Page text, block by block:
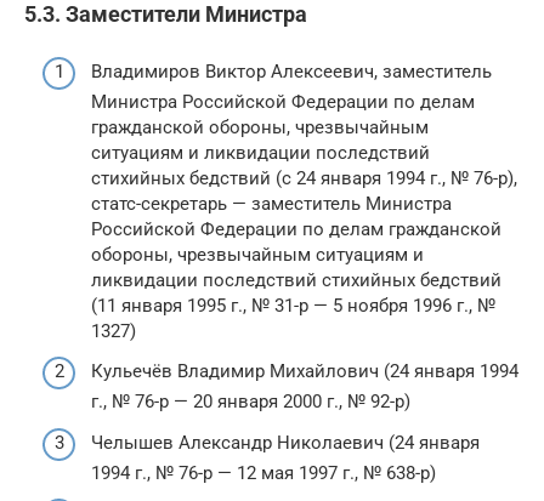
5.3. Заместители Министра
Владимиров Виктор Алексеевич, заместитель
Министра Российской Федерации по делам
гражданской обороны, чрезвычайным
ситуациям и ликвидации последствий
стихийных бедствий (с 24 января 1994 г., № 76-р),
статс-секретарь — заместитель Министра
Российской Федерации по делам гражданской
обороны, чрезвычайным ситуациям и
ликвидации последствий стихийных бедствий
(11 января 1995 г., № 31-р — 5 ноября 1996 г., №
1327)
Кульечёв Владимир Михайлович (24 января 1994
г., № 76-р — 20 января 2000 г., № 92-р)
Челышев Александр Николаевич (24 января
1994 г., № 76-р — 12 мая 1997 г., № 638-р)